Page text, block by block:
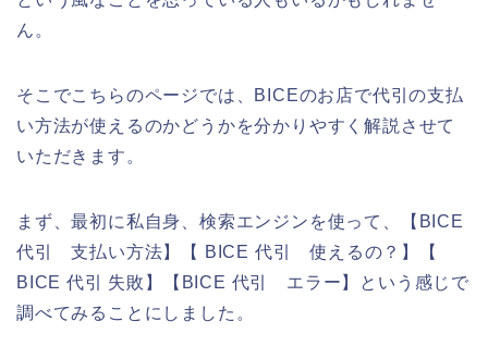
ん。
そこでこちらのページでは、BICEのお店で代引の支払
い方法が使えるのかどうかを分かりやすく解説させて
いただきます。
まず、最初に私自身、検索エンジンを使って、【BICE
代引 支払い方法】【 BICE 代引 使えるの？】【
BICE 代引 失敗】【BICE 代引 エラー】という感じで
調べてみることにしました。